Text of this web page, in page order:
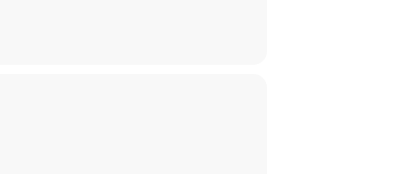
bildet die Annahme, dass sich in
bis zu
mit Algorithmizität sichtbar. Ziel